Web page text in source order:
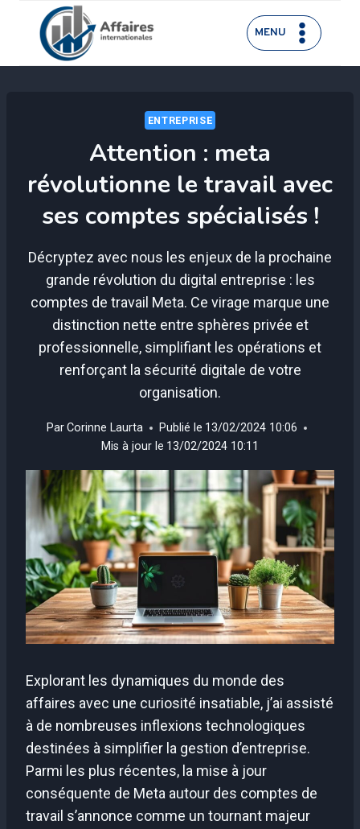
contenu
MENU
ENTREPRISE
Attention : meta
révolutionne le travail avec
ses comptes spécialisés !
Décryptez avec nous les enjeux de la prochaine
grande révolution du digital entreprise : les
comptes de travail Meta. Ce virage marque une
distinction nette entre sphères privée et
professionnelle, simplifiant les opérations et
renforçant la sécurité digitale de votre
organisation.
ParCorinne Laurta Publié le 13/02/2024 10:06
Mis à jour le 13/02/2024 10:11
Explorant les dynamiques du monde des
affaires avec une curiosité insatiable, j’ai assisté
à de nombreuses inflexions technologiques
destinées à simplifier la gestion d’entreprise.
Parmi les plus récentes, la mise à jour
conséquente de Meta autour des comptes de
travail s’annonce comme un tournant majeur